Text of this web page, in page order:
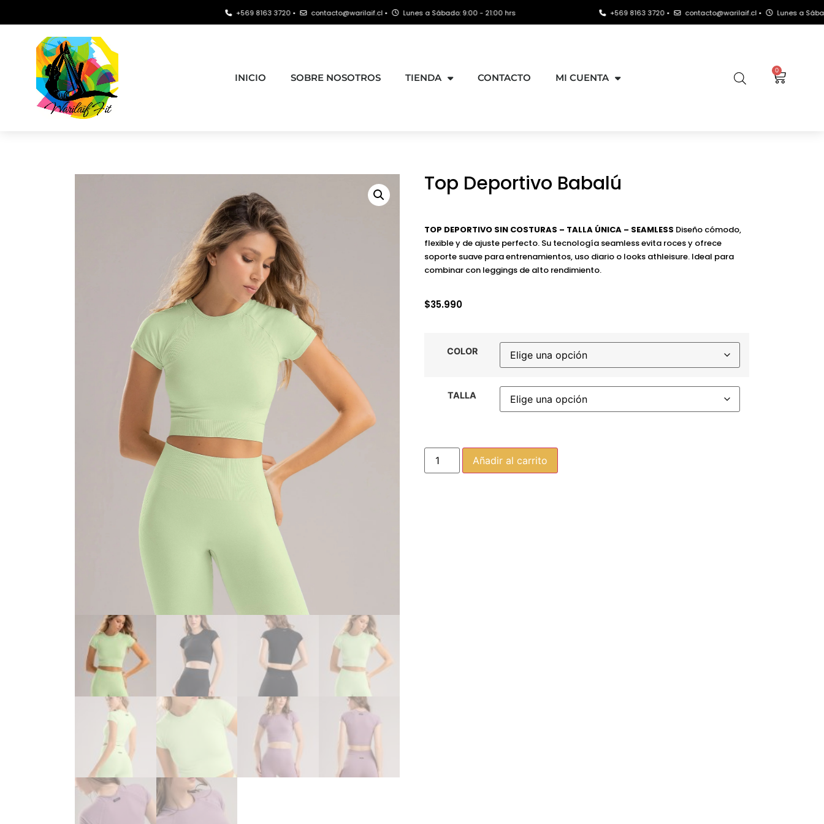
+569 8163 3720 • contacto@warilaif.cl • Lunes a Sábado: 9:00 - 21:00 hrs +569 8163 3720 • contacto@warilaif.cl • Lunes a Sábado: 9:00 -
INICIO SOBRE NOSOTROS TIENDA CONTACTO MI CUENTA
0
Top Deportivo Babalú
TOP DEPORTIVO SIN COSTURAS – TALLA ÚNICA – SEAMLESS Diseño cómodo,
flexible y de ajuste perfecto. Su tecnología seamless evita roces y ofrece
soporte suave para entrenamientos, uso diario o looks athleisure. Ideal para
combinar con leggings de alto rendimiento.
$35.990
COLOR
TALLA
Añadir al carrito